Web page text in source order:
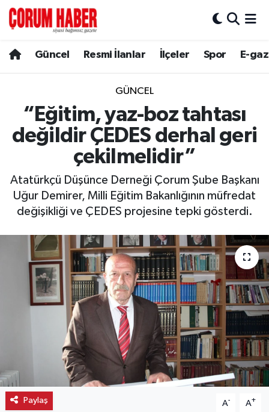
Güncel Resmi İlanlar İlçeler Spor E-
GÜNCEL
“Eğitim, yaz-boz tahtası
değildir ÇEDES derhal geri
çekilmelidir”
Atatürkçü Düşünce Derneği Çorum Şube Başkanı
Uğur Demirer, Milli Eğitim Bakanlığının müfredat
değişikliği ve ÇEDES projesine tepki gösterdi.
Paylaş A- A+
Spor
Resmi İlanlar
Alaca
Boğazkale
İskilip
Kargı
Mecitözü
Oğuzlar
Hava Durumu
Çorum Namaz Vakitleri
Trafik Durumu
Süper Lig Puan Durumu ve Fikstür
Tüm Manşetler
Haber Arşivi